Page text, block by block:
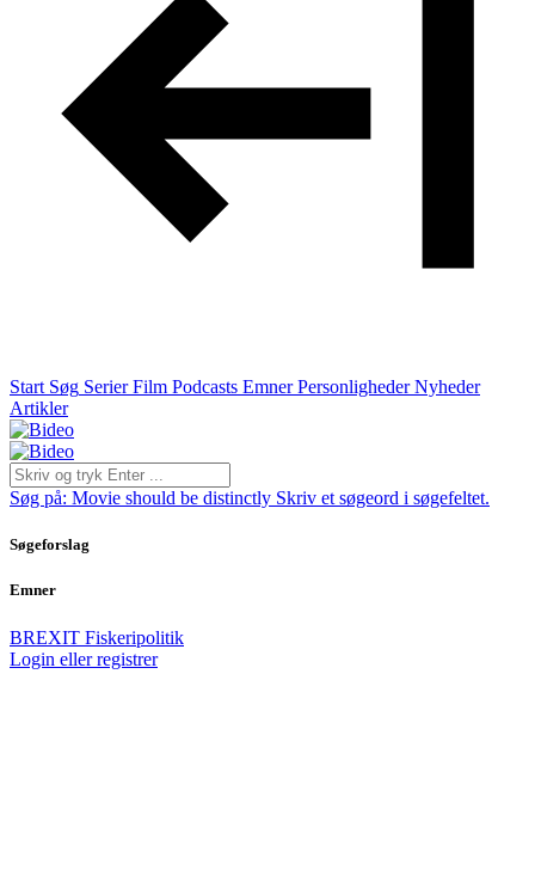
Start Søg Serier Film Podcasts Emner Personligheder Nyheder
Artikler
Søg på: Movie should be distinctly Skriv et søgeord i søgefeltet.
Søgeforslag
Emner
BREXIT Fiskeripolitik
Login eller registrer